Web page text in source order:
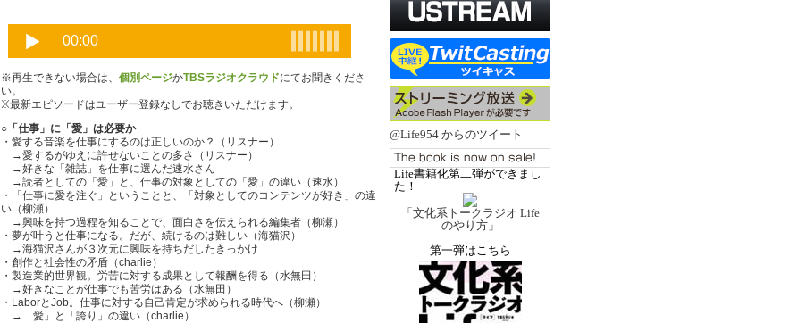
@Life954 からのツイート
Life書籍化第二弾ができまし
た！
「文化系トークラジオ Life
のやり方」
第一弾はこちら
※再生できない場合は、 個別ページかTBSラジオクラウドにてお聞きくださ
い。
※最新エピソードはユーザー登録なしでお聴きいただけます。
○「仕事」に「愛」は必要か
・愛する音楽を仕事にするのは正しいのか？（リスナー）
→愛するがゆえに許せないことの多さ（リスナー）
→好きな「雑誌」を仕事に選んだ速水さん
→読者としての「愛」と、仕事の対象としての「愛」の違い（速水）
・「仕事に愛を注ぐ」ということと、「対象としてのコンテンツが好き」の違
い（柳瀬）
→興味を持つ過程を知ることで、面白さを伝えられる編集者（柳瀬）
・夢が叶うと仕事になる。だが、続けるのは難しい（海猫沢）
→海猫沢さんが３次元に興味を持ちだしたきっかけ
・創作と社会性の矛盾（charlie）
・製造業的世界観。労苦に対する成果として報酬を得る（水無田）
→好きなことが仕事でも苦労はある（水無田）
・LaborとJob。仕事に対する自己肯定が求められる時代へ（柳瀬）
→「愛」と「誇り」の違い（charlie）